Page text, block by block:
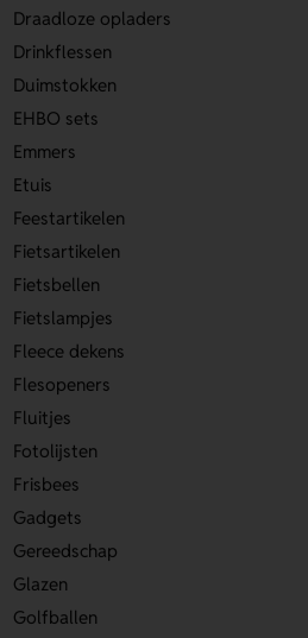
Draadloze opladers
Drinkflessen
Duimstokken
EHBO sets
Emmers
Etuis
Feestartikelen
Fietsartikelen
Fietsbellen
Fietslampjes
Fleece dekens
Flesopeners
Fluitjes
Fotolijsten
Frisbees
Gadgets
Gereedschap
Glazen
Golfballen